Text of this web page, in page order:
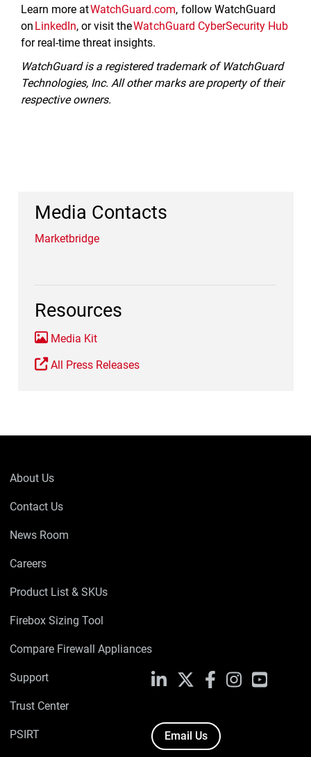
Learn more atWatchGuard.com, follow WatchGuard
on LinkedIn, or visit theWatchGuard CyberSecurity Hub
for real-time threat insights.
WatchGuard is a registered trademark of WatchGuard
Technologies, Inc. All other marks are property of their
respective owners.
Media Contacts
Marketbridge
Resources
Media Kit
All Press Releases
About Us
Contact Us
News Room
Careers
Product List & SKUs
Firebox Sizing Tool
Compare Firewall Appliances
Support
Trust Center
PSIRT
LinkedIn FacebookInstagram
Email Us